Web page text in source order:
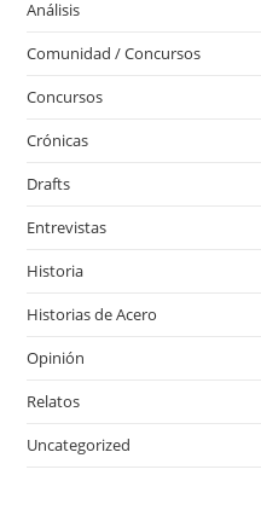
Análisis
Comunidad / Concursos
Concursos
Crónicas
Drafts
Entrevistas
Historia
Historias de Acero
Opinión
Relatos
Uncategorized